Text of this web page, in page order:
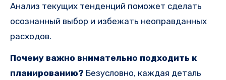
Анализ текущих тенденций поможет сделать
осознанный выбор и избежать неоправданных
расходов.
Почему важно внимательно подходить к
планированию? Безусловно, каждая деталь